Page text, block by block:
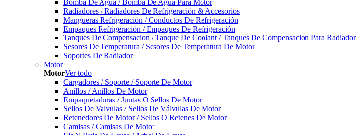
Bomba De Agua / Bomba De Agua Para Motor
Radiadores / Radiadores De Refrigeración & Accesorios
Mangueras Refrigeración / Conductos De Refrigeración
Empaques Refrigeración / Empaques De Refrigeración
Tanques De Compensacion / Tanque De Coolant / Tanques De Compensacion Para Radiador
Sesores De Temperatura / Sesores De Temperatura De Motor
Soportes De Radiador
Motor
MotorVer todo
Cargadores / Soporte / Soporte De Motor
Anillos / Anillos De Motor
Empaquetaduras / Juntas O Sellos De Motor
Sellos De Valvulas / Sellos De Válvulas De Motor
Retenedores De Motor / Sellos O Retenes De Motor
Camisas / Camisas De Motor